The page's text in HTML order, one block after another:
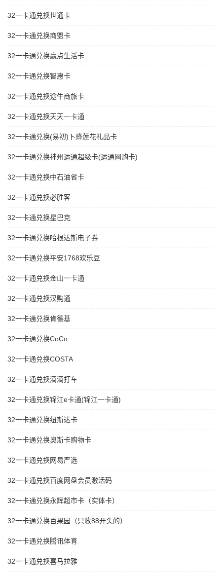
32一卡通兑换世通卡
32一卡通兑换商盟卡
32一卡通兑换赢点生活卡
32一卡通兑换智惠卡
32一卡通兑换途牛商旅卡
32一卡通兑换天天一卡通
32一卡通兑换(易初)卜蜂莲花礼品卡
32一卡通兑换神州运通超级卡(运通网购卡)
32一卡通兑换中石油省卡
32一卡通兑换必胜客
32一卡通兑换星巴克
32一卡通兑换哈根达斯电子券
32一卡通兑换平安1768欢乐豆
32一卡通兑换金山一卡通
32一卡通兑换汉购通
32一卡通兑换肯德基
32一卡通兑换CoCo
32一卡通兑换COSTA
32一卡通兑换滴滴打车
32一卡通兑换锦江e卡通(锦江一卡通)
32一卡通兑换纽斯达卡
32一卡通兑换奥斯卡购物卡
32一卡通兑换网易严选
32一卡通兑换百度网盘会员激活码
32一卡通兑换永辉超市卡（实体卡）
32一卡通兑换百果园（只收88开头的）
32一卡通兑换腾讯体育
32一卡通兑换喜马拉雅